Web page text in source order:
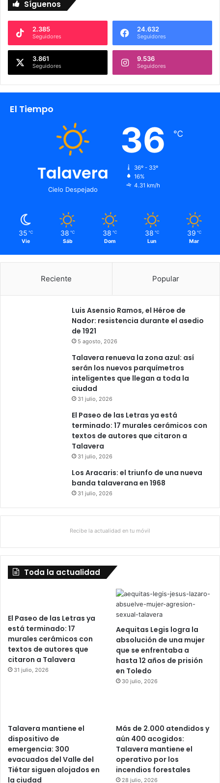
Síguenos
2.385
Seguidores
24.632
Seguidores
3.861
Seguidores
9.536
Seguidores
El Tiempo
Talavera
Cielo Despejado
36 ℃
36º - 33º
16%
4.31 km/h
35 ℃
Vie
38 ℃
Sáb
38 ℃
Dom
38 ℃
Lun
39 ℃
Mar
Reciente Popular
Luis Asensio Ramos, el Héroe de
Nador: resistencia durante el asedio
de 1921
5 agosto, 2026
Talavera renueva la zona azul: así
serán los nuevos parquímetros
inteligentes que llegan a toda la
ciudad
31 julio, 2026
El Paseo de las Letras ya está
terminado: 17 murales cerámicos con
textos de autores que citaron a
Talavera
31 julio, 2026
Los Aracaris: el triunfo de una nueva
banda talaverana en 1968
31 julio, 2026
Recibe la actualidad en tu móvil
Toda la actualidad
El Paseo de las Letras ya
está terminado: 17
murales cerámicos con
textos de autores que
citaron a Talavera
31 julio, 2026
Aequitas Legis logra la
absolución de una mujer
que se enfrentaba a
hasta 12 años de prisión
en Toledo
30 julio, 2026
Talavera mantiene el
dispositivo de
emergencia: 300
evacuados del Valle del
Tiétar siguen alojados en
la ciudad
Más de 2.000 atendidos y
aún 400 acogidos:
Talavera mantiene el
operativo por los
incendios forestales
28 julio, 2026